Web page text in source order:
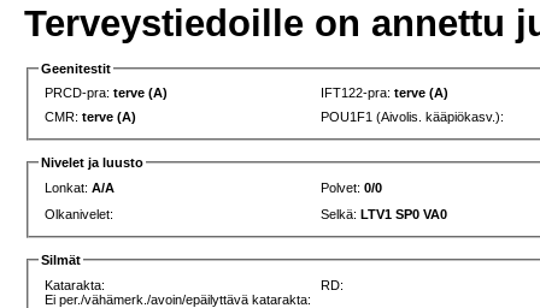
Terveystiedoille on annettu
Geenitestit
PRCD-pra:terve (A) IFT122-pra:terve (A)
CMR:terve (A) POU1F1 (Aivolis. kääpiökasv.):
Nivelet ja luusto
Lonkat:A/A Polvet:0/0
Olkanivelet:
Selkä:LTV1 SP0 VA0
Silmät
Katarakta:
Ei per./vähämerk./avoin/epäilyttävä katarakta:
RD: